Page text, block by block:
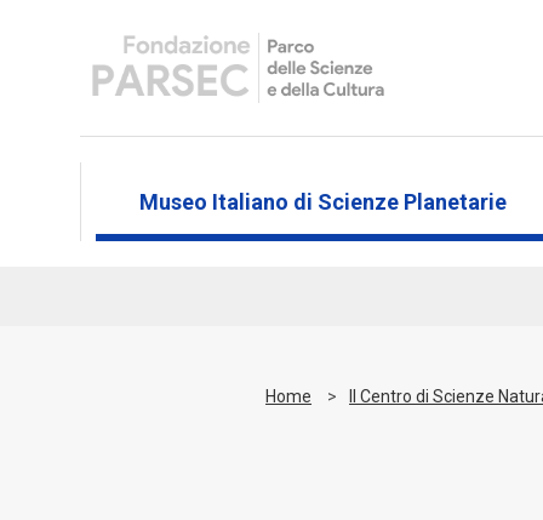
Museo Italiano di Scienze Planetarie
Home Il Centro di Scienze